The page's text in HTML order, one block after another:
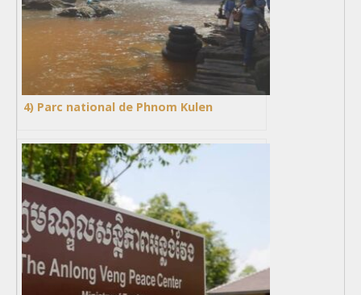
4) Parc national de Phnom Kulen